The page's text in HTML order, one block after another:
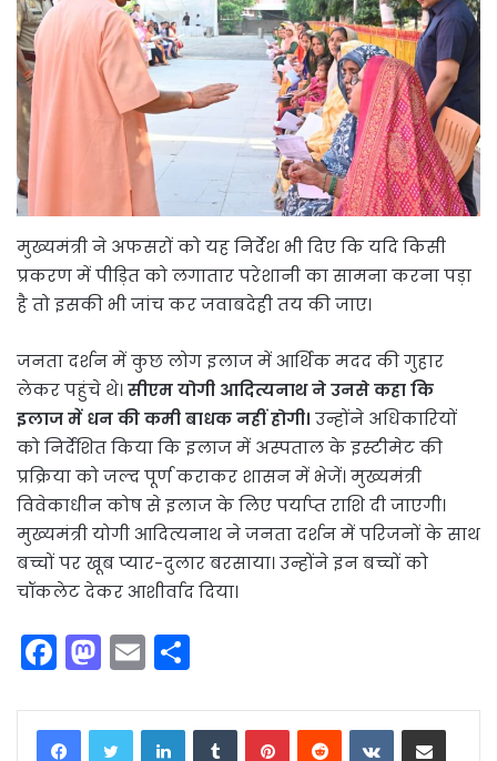
मुख्यमंत्री ने अफसरों को यह निर्देश भी दिए कि यदि किसी
प्रकरण में पीड़ित को लगातार परेशानी का सामना करना पड़ा
है तो इसकी भी जांच कर जवाबदेही तय की जाए।
जनता दर्शन में कुछ लोग इलाज में आर्थिक मदद की गुहार
लेकर पहुंचे थे।सीएम योगी आदित्यनाथ ने उनसे कहा कि
इलाज में धन की कमी बाधक नहीं होगी। उन्होंने अधिकारियों
को निर्देशित किया कि इलाज में अस्पताल के इस्टीमेट की
प्रक्रिया को जल्द पूर्ण कराकर शासन में भेजें। मुख्यमंत्री
विवेकाधीन कोष से इलाज के लिए पर्याप्त राशि दी जाएगी।
मुख्यमंत्री योगी आदित्यनाथ ने जनता दर्शन में परिजनों के साथ
बच्चों पर खूब प्यार-दुलार बरसाया। उन्होंने इन बच्चों को
चॉकलेट देकर आशीर्वाद दिया।
F
c
M
st
E
ai ar
LinkedInTumblrPinterestReddit VKontakteShare via Email